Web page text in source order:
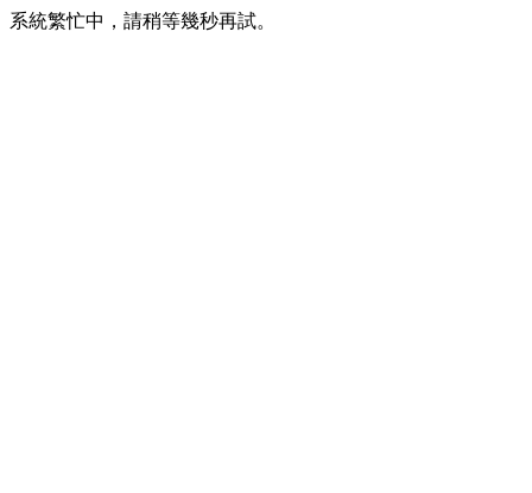
系統繁忙中，請稍等幾秒再試。